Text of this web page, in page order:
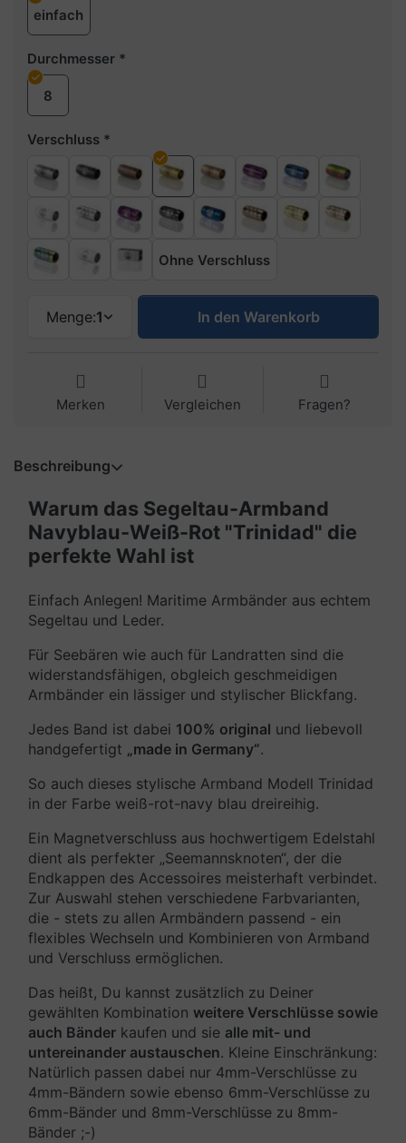
einfach
Durchmesser
8
Verschluss
Ohne Verschluss
Menge:1 In den Warenkorb
Merken Vergleichen Fragen?
Beschreibung
Warum das Segeltau-Armband
Navyblau-Weiß-Rot "Trinidad" die
perfekte Wahl ist
Einfach Anlegen! Maritime Armbänder aus echtem
Segeltau und Leder.
Für Seebären wie auch für Landratten sind die
widerstandsfähigen, obgleich geschmeidigen
Armbänder ein lässiger und stylischer Blickfang.
Jedes Band ist dabei 100% original und liebevoll
handgefertigt „made in Germany“.
So auch dieses stylische Armband Modell Trinidad
in der Farbe weiß-rot-navy blau dreireihig.
Ein Magnetverschluss aus hochwertigem Edelstahl
dient als perfekter „Seemannsknoten“, der die
Endkappen des Accessoires meisterhaft verbindet.
Zur Auswahl stehen verschiedene Farbvarianten,
die - stets zu allen Armbändern passend - ein
flexibles Wechseln und Kombinieren von Armband
und Verschluss ermöglichen.
Das heißt, Du kannst zusätzlich zu Deiner
gewählten Kombination weitere Verschlüsse sowie
auch Bänder kaufen und sie alle mit- und
untereinander austauschen. Kleine Einschränkung:
Natürlich passen dabei nur 4mm-Verschlüsse zu
4mm-Bändern sowie ebenso 6mm-Verschlüsse zu
6mm-Bänder und 8mm-Verschlüsse zu 8mm-
Bänder ;-)